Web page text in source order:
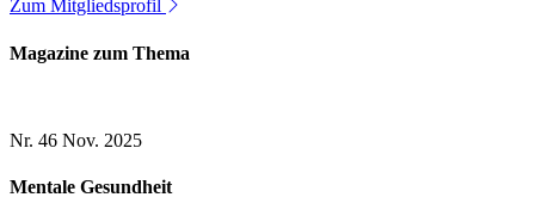
Zum Mitgliedsprofil
Magazine zum Thema
Nr. 46 Nov. 2025
Mentale Gesundheit